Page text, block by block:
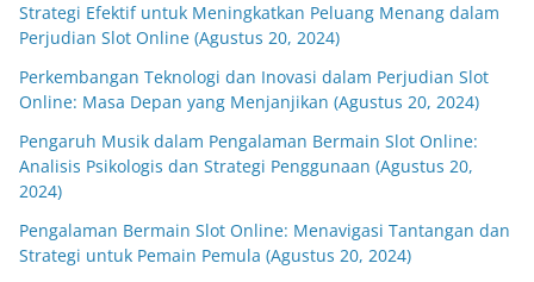
Strategi Efektif untuk Meningkatkan Peluang Menang dalam
Perjudian Slot Online (Agustus 20, 2024)
Perkembangan Teknologi dan Inovasi dalam Perjudian Slot
Online: Masa Depan yang Menjanjikan (Agustus 20, 2024)
Pengaruh Musik dalam Pengalaman Bermain Slot Online:
Analisis Psikologis dan Strategi Penggunaan (Agustus 20,
2024)
Pengalaman Bermain Slot Online: Menavigasi Tantangan dan
Strategi untuk Pemain Pemula (Agustus 20, 2024)